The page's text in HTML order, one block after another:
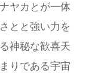
ヤカとが一体
とと強い力を
神秘な歓喜天
りである宇宙